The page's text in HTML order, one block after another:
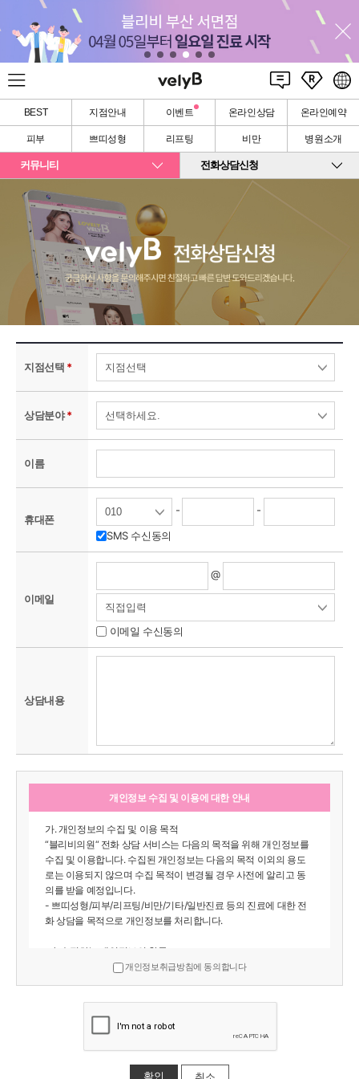
BEST 지점안내 이벤트 온라인상담 온라인예약
피부 쁘띠성형 리프팅 비만 병원소개
커뮤니티 전화상담신청
지점선택 *
상담분야 *
이름
휴대폰
-
-
SMS 수신동의
이메일
@
이메일 수신동의
상담내용
개인정보 수집 및 이용에 대한 안내
가. 개인정보의 수집 및 이용 목적
“블리비의원“ 전화 상담 서비스는 다음의 목적을 위해 개인정보를
수집 및 이용합니다. 수집된 개인정보는 다음의 목적 이외의 용도
로는 이용되지 않으며 수집 목적이 변경될 경우 사전에 알리고 동
의를 받을 예정입니다.
- 쁘띠성형/피부/리프팅/비만/기타/일반진료 등의 진료에 대한 전
화 상담을 목적으로 개인정보를 처리합니다.
​ 나. 수집하는 개인정보의 항목
- 필수항목 : 작성자이름, 휴대폰, 이메일, 상담분야
회원의 개인정보는 회원 탈퇴 또는 전화 상담 목적이 종결되는 즉
개인정보취급방침에 동의합니다